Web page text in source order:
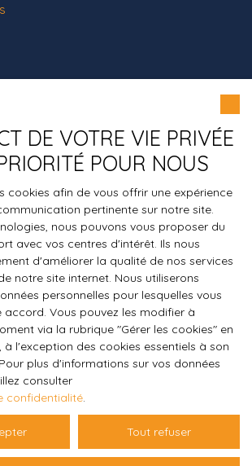
94 29 00 00
Aicard
DE VOTRE VIE PRIVÉE
POUR NOUS
cookies afin de vous offrir une expérience
pertinente sur notre site.
nous pouvons vous proposer du
avec vos centres d'intérêt. Ils nous
d'améliorer la qualité de nos services
notre site internet. Nous utiliserons
personnelles pour lesquelles vous
accord. Vous pouvez les modifier à
via la rubrique ″Gérer les cookies″ en
à l'exception des cookies essentiels à son
plus d'informations sur vos données
consulter
confidentialité.
Tout refuser